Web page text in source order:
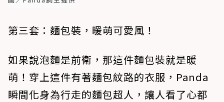
第三套：麵包裝，暖萌可愛風！
如果說泡麵是前衛，那這件麵包裝就是暖
萌！穿上這件有著麵包紋路的衣服，Panda
瞬間化身為行走的麵包超人，讓人看了心都